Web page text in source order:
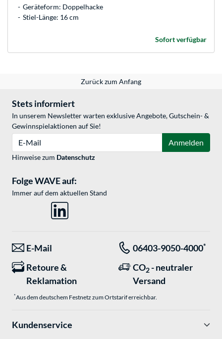
Geräteform: Doppelhacke
Stiel-Länge: 16 cm
Sofort verfügbar
Zurück zum Anfang
Stets informiert
In unserem Newsletter warten exklusive Angebote, Gutschein- &
Gewinnspielaktionen auf Sie!
Anmelden
Hinweise zum Datenschutz
Folge WAVE auf:
Immer auf dem aktuellen Stand
E-Mail 06403-9050-4000*
Retoure &
Reklamation
CO2 - neutraler
Versand
*Aus dem deutschem Festnetz zum Ortstarif erreichbar.
Kundenservice